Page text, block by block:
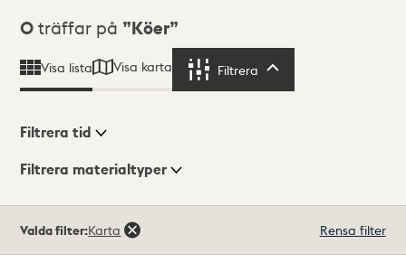
Sökresultat
0 träffar på Köer
Visa lista Visa karta Filtrera
Visningsläge
Filtrera tid
Filtrera materialtyper
träffar
Valda filter:Karta Rensa filter